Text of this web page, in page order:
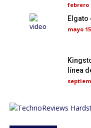
febrero
Elgato
mayo
línea